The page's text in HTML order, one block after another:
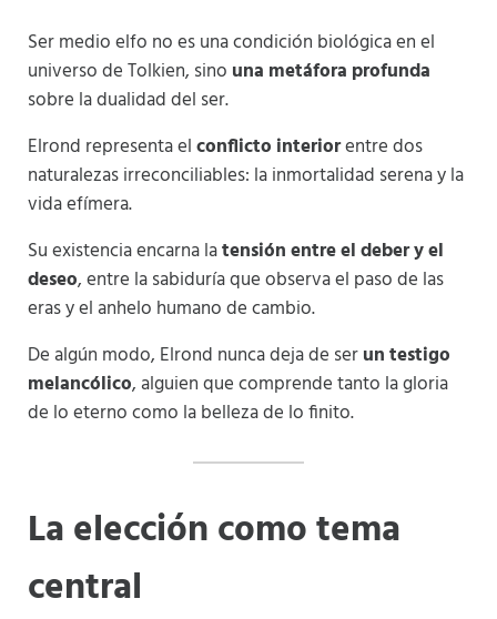
Ser medio elfo no es una condición biológica en el
universo de Tolkien, sino una metáfora profunda
sobre la dualidad del ser.
Elrond representa elconflicto interiorentre dos
naturalezas irreconciliables: la inmortalidad serena y la
vida efímera.
Su existencia encarna latensión entre el deber y el
deseo, entre la sabiduría que observa el paso de las
eras y el anhelo humano de cambio.
De algún modo, Elrond nunca deja de serun testigo
melancólico, alguien que comprende tanto la gloria
de lo eterno como la belleza de lo finito.
La elección como tema
central